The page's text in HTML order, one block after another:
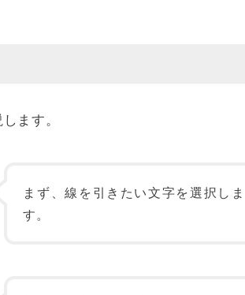
ます。
まず、線を引きたい文字を選択しま
す。